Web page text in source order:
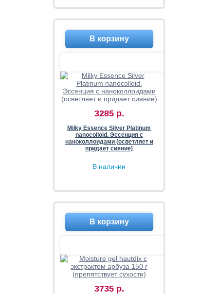
3285 р.
Milky Essence Silver Platinum
nanocolloid. Эссенция с
наноколлоидами (осветляет и
придает сияние)
В наличии
3735 р.